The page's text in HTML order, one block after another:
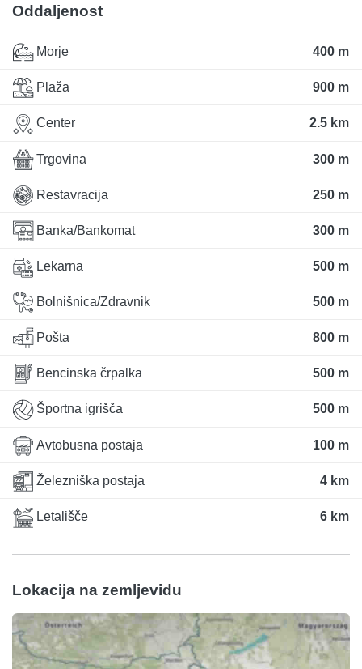
Oddaljenost
Morje 400 m
Plaža 900 m
Center 2.5 km
Trgovina 300 m
Restavracija 250 m
Banka/Bankomat 300 m
Lekarna 500 m
Bolnišnica/Zdravnik 500 m
Pošta 800 m
Bencinska črpalka 500 m
Športna igrišča 500 m
Avtobusna postaja 100 m
Železniška postaja 4 km
Letališče 6 km
Lokacija na zemljevidu